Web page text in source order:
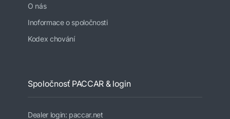
O nás
Inoformace o spoločnosti
Kodex chování
Spoločnosť PACCAR & login
Dealer login: paccar.net